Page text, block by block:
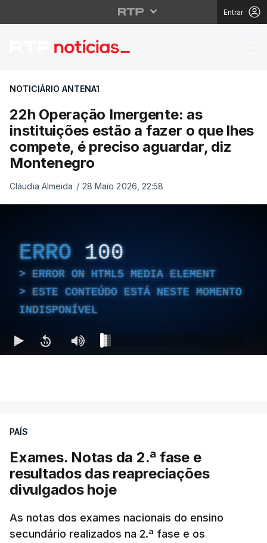
Entrar
22h Operação
NOTICIÁRIO ANTENA1
22h Operação Imergente: as
instituições estão a fazer o que lhes
compete, é preciso aguardar, diz
Montenegro
Cláudia Almeida / 28 Maio 2026, 22:58
ERRO 100
ERROR ON HTML5 MEDIA ELEMENT
ESTE CONTEÚDO ESTÁ NESTE MOMENTO
INDISPONÍVEL
PAÍS
Exames. Notas da 2.ª fase e
resultados das reapreciações
divulgados hoje
As notas dos exames nacionais do ensino
secundário realizados na 2.ª fase e os